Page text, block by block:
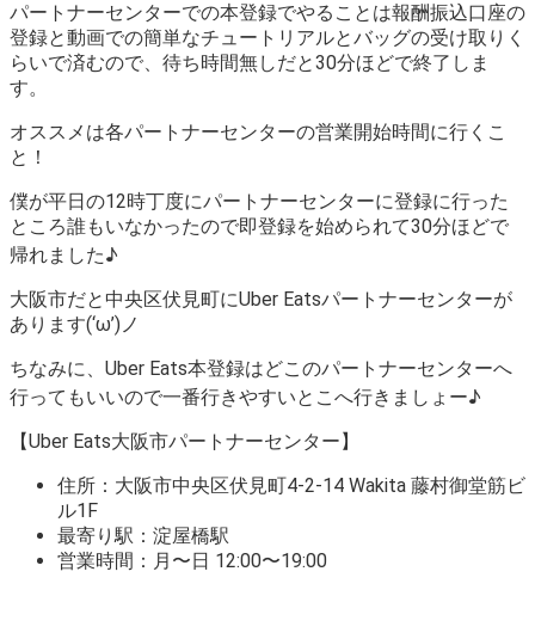
パートナーセンターでの本登録でやることは報酬振込口座の
登録と動画での簡単なチュートリアルとバッグの受け取りく
らいで済むので、待ち時間無しだと30分ほどで終了しま
す。
オススメは各パートナーセンターの営業開始時間に行くこ
と！
僕が平日の12時丁度にパートナーセンターに登録に行った
ところ誰もいなかったので即登録を始められて30分ほどで
帰れました♪
大阪市だと中央区伏見町にUber Eatsパートナーセンターが
あります(‘ω’)ノ
ちなみに、Uber Eats本登録はどこのパートナーセンターへ
行ってもいいので一番行きやすいとこへ行きましょー♪
【Uber Eats大阪市パートナーセンター】
住所：大阪市中央区伏見町4-2-14 Wakita 藤村御堂筋ビ
ル1F
最寄り駅：淀屋橋駅
営業時間：月〜日 12:00〜19:00